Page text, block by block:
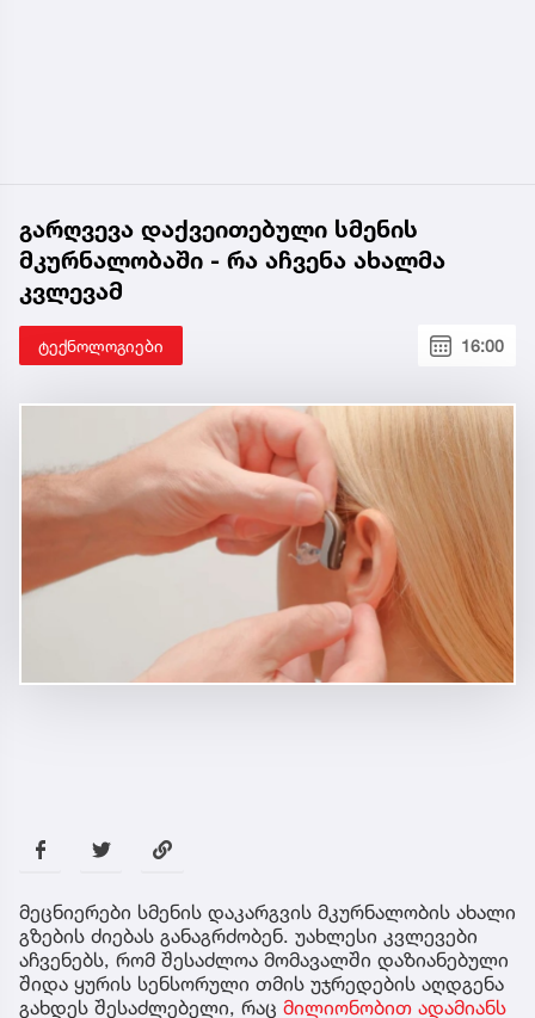
გარღვევა დაქვეითებული სმენის
მკურნალობაში - რა აჩვენა ახალმა
კვლევამ
ტექნოლოგიები 16:00
მეცნიერები სმენის დაკარგვის მკურნალობის ახალი
გზების ძიებას განაგრძობენ. უახლესი კვლევები
აჩვენებს, რომ შესაძლოა მომავალში დაზიანებული
შიდა ყურის სენსორული თმის უჯრედების აღდგენა
გახდეს შესაძლებელი, რაც მილიონობით ადამიანს